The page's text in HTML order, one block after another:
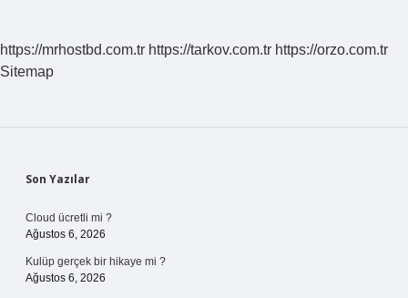
https://mrhostbd.com.tr https://tarkov.com.tr https://orzo.com.tr
Sitemap
Sidebar
Son Yazılar
Cloud ücretli mi ?
Ağustos 6, 2026
Kulüp gerçek bir hikaye mi ?
Ağustos 6, 2026